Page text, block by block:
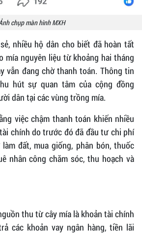
chụp màn hình MXH
nhiều hộ dân cho biết đã hoàn tất
mía nguyên liệu từ khoảng hai tháng
vẫn đang chờ thanh toán. Thông tin
hút sự quan tâm của cộng đồng
dân tại các vùng trồng mía.
việc chậm thanh toán khiến nhiều
chính do trước đó đã đầu tư chi phí
đất, mua giống, phân bón, thuốc
nhân công chăm sóc, thu hoạch và
thu từ cây mía là khoản tài chính
các khoản vay ngân hàng, tiền lãi